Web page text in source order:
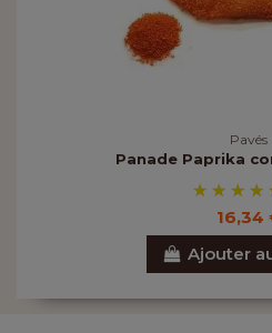
Pavés
Panade Paprika
16,34
Ajouter